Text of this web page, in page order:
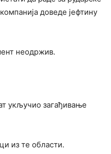
доведе јефтину
неодржив.
укључио загађивање
из те области.